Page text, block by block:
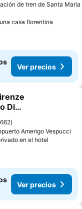
de tren de Santa Maria
casa florentina
Ver precios
favoritos
Di
Amerigo Vespucci
en el hotel
Ver precios